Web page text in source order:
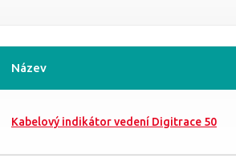
Název
Kabelový indikátor vedení Digitrace 50